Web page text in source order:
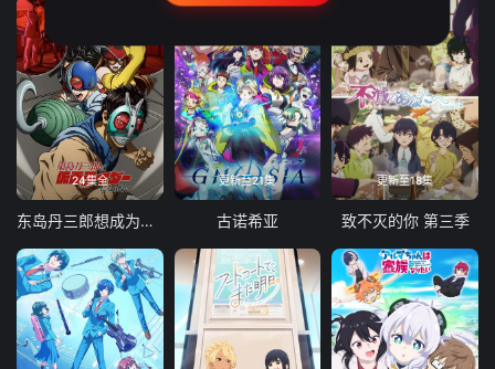
24集全
东岛丹三郎想成为假面骑士
更新至21集
古诺希亚
更新至18集
致不灭的你 第三季